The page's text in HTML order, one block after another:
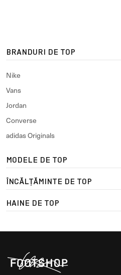
BRANDURI DE TOP
Nike
Vans
Jordan
Converse
adidas Originals
MODELE DE TOP
ÎNCĂLȚĂMINTE DE TOP
HAINE DE TOP